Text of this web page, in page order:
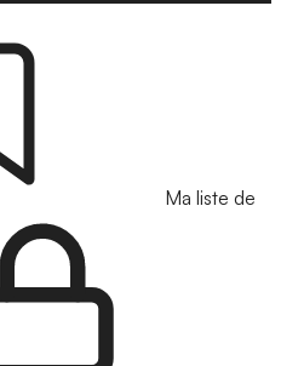
Ma liste de